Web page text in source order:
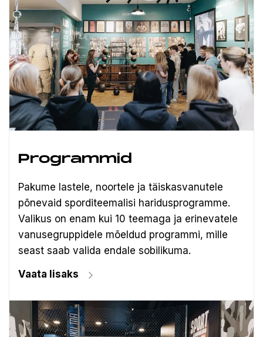
Programmid
Pakume lastele, noortele ja täiskasvanutele
põnevaid sporditeemalisi haridusprogramme.
Valikus on enam kui 10 teemaga ja erinevatele
vanusegruppidele mõeldud programmi, mille
seast saab valida endale sobilikuma.
Vaata lisaks